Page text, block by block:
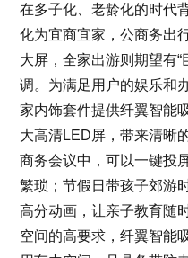
在多子化、老龄化的时代
化为宜商宜家，公商务出
大屏，全家出游则期望有
调。为满足用户的娱乐和
家内饰套件提供纤翼智能
大高清LED屏，带来清晰
商务会议中，可以一键投
繁琐；节假日带孩子郊游
高分动画，让亲子教育随
空间的高要求，纤翼智能